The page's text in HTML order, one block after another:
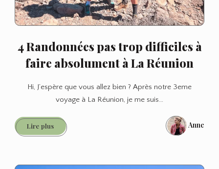
4 Randonnées pas trop difficiles à
faire absolument à La Réunion
Hi, J’espère que vous allez bien ? Après notre 3eme
voyage à La Réunion, je me suis…
Lire plus4
Randonnées
Anne